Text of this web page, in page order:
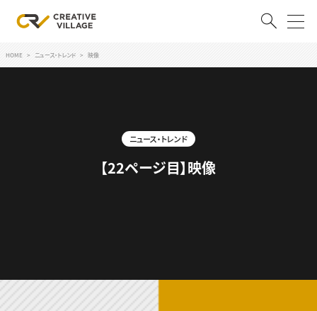
ACCOUNT
クリエイター求人を探す
スキルアップしたい！ トップ
TOP Creator’s コラム
HOME ニュース・トレンド 映像
ニュース・トレンド
【22ページ目】映像